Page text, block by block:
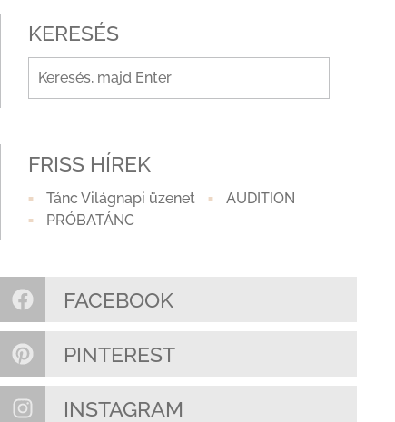
KERESÉS
FRISS HÍREK
Tánc Világnapi üzenet
AUDITION
PRÓBATÁNC
FACEBOOK
PINTEREST
INSTAGRAM